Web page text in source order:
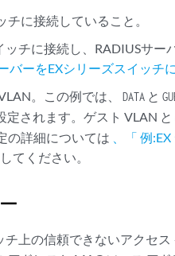
に接続していること。
ッチに接続し、RADIUSサー
バーをEXシリーズスイッチ
。この例では、DATA と
定されます。ゲスト VLAN
の詳細については
、「 例
てください。
チ上の信頼できないアクセ